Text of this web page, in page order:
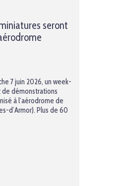
seront
7 juin 2026, un week-
démonstrations
à l’aérodrome de
d’Armor). Plus de 60